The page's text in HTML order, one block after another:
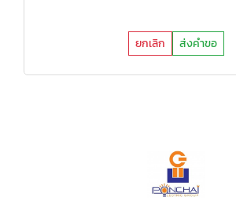
ยกเลิก ส่งคำขอ